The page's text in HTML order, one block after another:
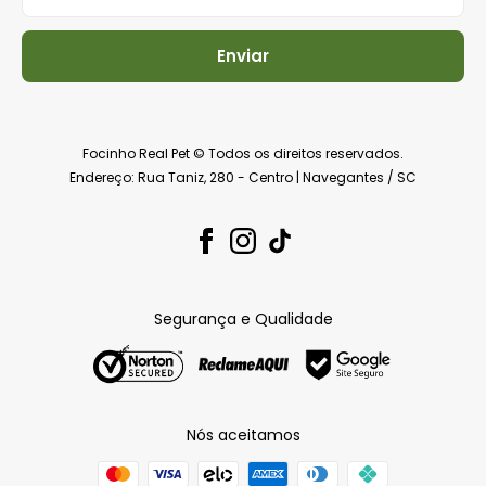
Enviar
Focinho Real Pet © Todos os direitos reservados.
Endereço: Rua Taniz, 280 - Centro | Navegantes / SC
Segurança e Qualidade
Nós aceitamos